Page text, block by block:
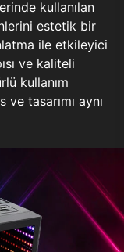
kullanılan
estetik bir
ile etkileyici
ve kaliteli
kullanım
tasarımı aynı